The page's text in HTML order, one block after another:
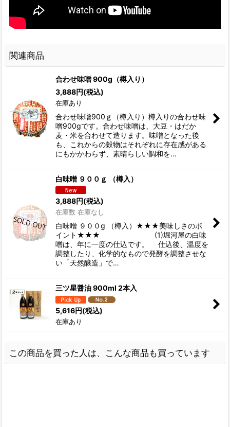
関連商品
合わせ味噌 900g（樽入り）
3,888円(税込)
在庫あり
合わせ味噌900ｇ（樽入り）樽入りの合わせ味
噌900gです。合わせ味噌は、大豆・はだか
麦・米を合わせて造ります。味噌となった後
も、これからの穀物はそれぞれに存在感がある
にもかかわらず、素晴らしい調和を…
白味噌 ９００ｇ （樽入）
3,888円(税込)
在庫数 在庫なし
白味噌 ９００g （樽入）★★★美味しさのポ
イント★★★ (1)堀河屋の白味
噌は、年に一度の仕込です。 仕込後、温度を
調整したり、化学的なもので発酵を調整させな
い「天然醸造」で…
三ツ星醤油 900ml 2本入
5,616円(税込)
在庫あり
この商品を買った人は、こんな商品も買っています